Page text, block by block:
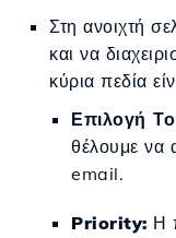
Στη ανοιχτή
και να
κύρια πεδία
Επιλογή
θέλουμε να
email.
Priority: Η